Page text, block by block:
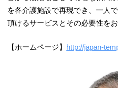
を各介護施設で再現でき、一人
頂けるサービスとその必要性を
【ホームページ】 http://japan-